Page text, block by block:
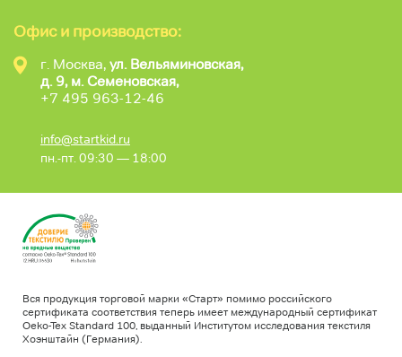
Офис и производство:
г. Москва, ул. Вельяминовская,
д. 9, м. Семеновская,
+7 495 963-12-46
info@startkid.ru
пн.-пт. 09:30 — 18:00
Вся продукция торговой марки «Старт» помимо российского
сертификата соответствия теперь имеет международный сертификат
Oeko-Tex Standard 100, выданный Институтом исследования текстиля
Хоэнштайн (Германия).